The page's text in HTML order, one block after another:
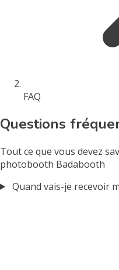
FAQ
Questions
Tout ce que vous devez
photobooth Badabooth
Quand vais-je recevoir